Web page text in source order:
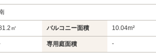
㎡ バルコニー面積 10.04m²
専用庭面積 -